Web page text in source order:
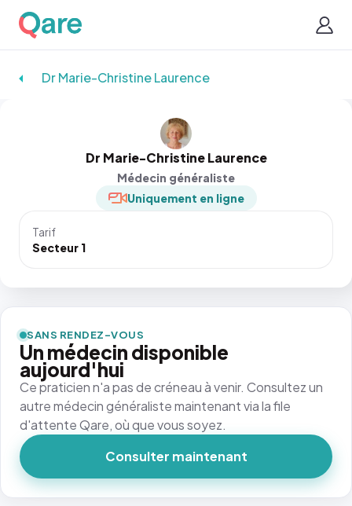
Dr Marie-Christine Laurence
Dr Marie-Christine Laurence
Médecin généraliste
Uniquement en ligne
Tarif
Secteur 1
SANS RENDEZ-VOUS
Un médecin disponible
aujourd'hui
Ce praticien n'a pas de créneau à venir. Consultez un
autre médecin généraliste maintenant via la file
d'attente Qare, où que vous soyez.
Consulter maintenant